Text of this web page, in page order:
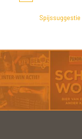
Spijssuggestie